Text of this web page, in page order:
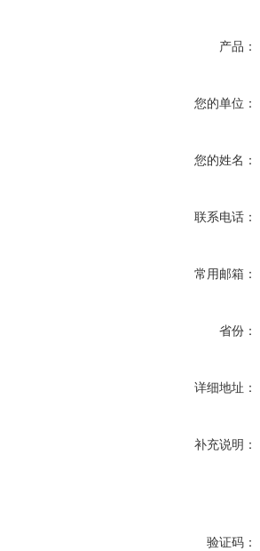
产品：
您的单位：
您的姓名：
联系电话：
常用邮箱：
省份：
详细地址：
补充说明：
验证码：